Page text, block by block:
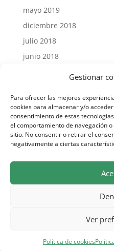
Gestionar
Para ofrecer las mejores
cookies para almacenar y/o
consentimiento de estas
el comportamiento de navegación
sitio. No consentir o retirar el
negativamente a ciertas
Ver
Política de cookies
mayo 2019
diciembre 2018
julio 2018
junio 2018
Síguenos en
Política de